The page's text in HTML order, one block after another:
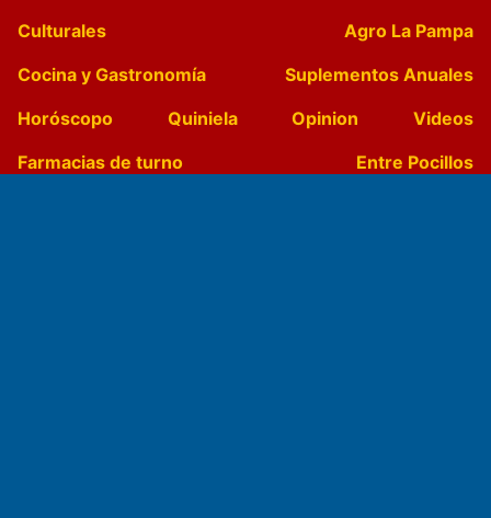
Culturales
Agro La Pampa
Cocina y Gastronomía
Suplementos Anuales
Horóscopo
Quiniela Opinion
Videos
Farmacias de turno
Entre Pocillos